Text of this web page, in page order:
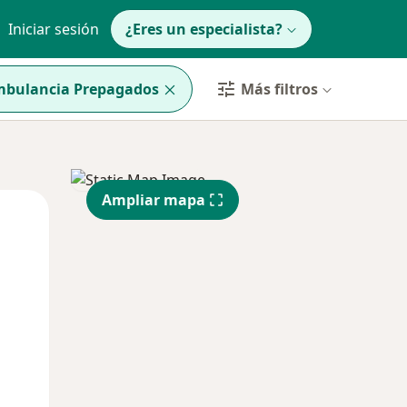
Iniciar sesión ¿Eres un especialista?
Prepagados Más filtros
Mar Mié
Ampliar mapa